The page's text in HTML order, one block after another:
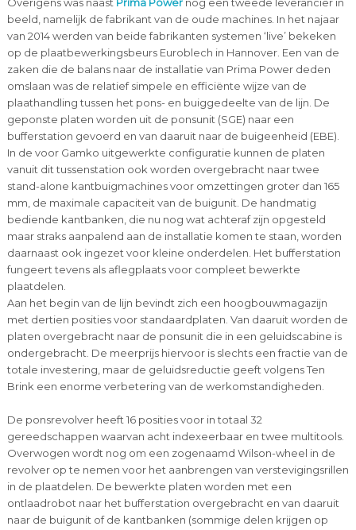
beeld, namelijk de fabrikant van de oude machines. In het najaar
van 2014 werden van beide fabrikanten systemen ‘live’ bekeken
op de plaatbewerkingsbeurs Euroblech in Hannover. Een van de
zaken die de balans naar de installatie van Prima Power deden
omslaan was de relatief simpele en efficiënte wijze van de
plaathandling tussen het pons- en buiggedeelte van de lijn. De
geponste platen worden uit de ponsunit (SGE) naar een
bufferstation gevoerd en van daaruit naar de buigeenheid (EBE).
In de voor Gamko uitgewerkte configuratie kunnen de platen
vanuit dit tussenstation ook worden overgebracht naar twee
stand-alone kantbuigmachines voor omzettingen groter dan 165
mm, de maximale capaciteit van de buigunit. De handmatig
bediende kantbanken, die nu nog wat achteraf zijn opgesteld
maar straks aanpalend aan de installatie komen te staan, worden
daarnaast ook ingezet voor kleine onderdelen. Het bufferstation
fungeert tevens als aflegplaats voor compleet bewerkte
plaatdelen.
Aan het begin van de lijn bevindt zich een hoogbouwmagazijn
met dertien posities voor standaardplaten. Van daaruit worden de
platen overgebracht naar de ponsunit die in een geluidscabine is
ondergebracht. De meerprijs hiervoor is slechts een fractie van de
totale investering, maar de geluidsreductie geeft volgens Ten
Brink een enorme verbetering van de werkomstandigheden.
De ponsrevolver heeft 16 posities voor in totaal 32
gereedschappen waarvan acht indexeerbaar en twee multitools.
Overwogen wordt nog om een zogenaamd Wilson-wheel in de
revolver op te nemen voor het aanbrengen van verstevigingsrillen
in de plaatdelen. De bewerkte platen worden met een
ontlaadrobot naar het bufferstation overgebracht en van daaruit
naar de buigunit of de kantbanken (sommige delen krijgen op